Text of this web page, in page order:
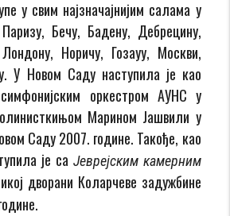
у свим најзначајнијим салама у
Бечу, Бадену, Дебрецину,
Норичу, Гозауу, Москви,
У Новом Саду наступила је као
оркестром АУНС у
Марином Јашвили у
Саду 2007. године. Такође, као
је са Јеврејским камерним
дворани Коларчеве задужбине